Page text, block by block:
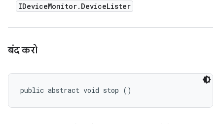
IDeviceMonitor. DeviceLister
बंद करो
public abstract void stop ()